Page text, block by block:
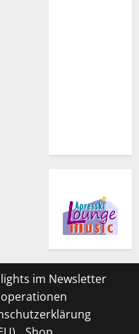
im Newsletter